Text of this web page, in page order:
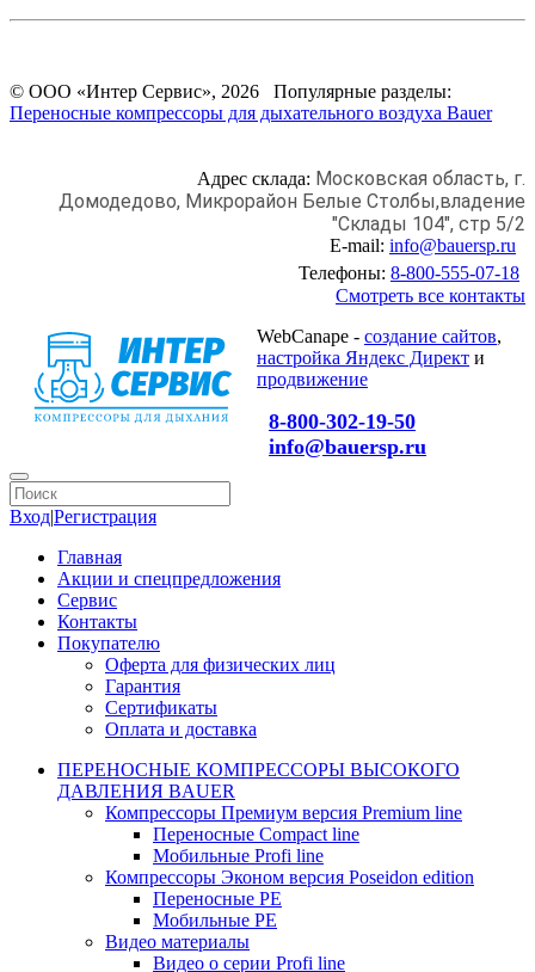
© ООО «Интер Сервис», 2026 Популярные разделы:
Переносные компрессоры для дыхательного воздуха Bauer
Адрес склада: Московская область, г.
Домодедово, Микрорайон Белые Столбы,владение
"Склады 104", стр 5/2
E-mail: info@bauersp.ru
Телефоны: 8-800-555-07-18
Смотреть все контакты
WebCanape - создание сайтов,
настройка Яндекс Директ и
продвижение
8-800-302-19-50
info@bauersp.ru
Вход|Регистрация
Главная
Акции и спецпредложения
Сервис
Контакты
Покупателю
Оферта для физических лиц
Гарантия
Сертификаты
Оплата и доставка
ПЕРЕНОСНЫЕ КОМПРЕССОРЫ ВЫСОКОГО
ДАВЛЕНИЯ BAUER
Компрессоры Премиум версия Premium line
Переносные Compact line
Мобильные Profi line
Компрессоры Эконом версия Poseidon edition
Переносные PE
Мобильные PE
Видео материалы
Видео о серии Profi line